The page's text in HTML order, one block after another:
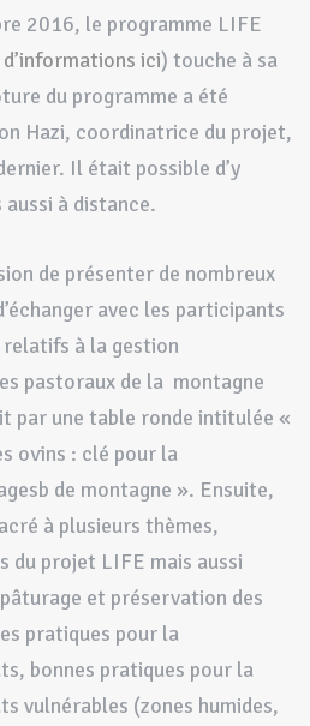
2016, le programme LIFE
ici) touche à sa
du programme a été
Hazi, coordinatrice du projet,
Il était possible d’y
à distance.
de présenter de nombreux
avec les participants
à la gestion
pastoraux de la montagne
par une table ronde intitulée «
ovins : clé pour la
de montagne ». Ensuite,
à plusieurs thèmes,
du projet LIFE mais aussi
et préservation des
pratiques pour la
bonnes pratiques pour la
vulnérables (zones humides,